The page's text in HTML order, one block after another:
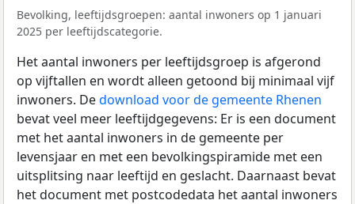
Bevolking, leeftijdsgroepen: aantal inwoners op 1 januari
2025 per leeftijdscategorie.
Het aantal inwoners per leeftijdsgroep is afgerond
op vijftallen en wordt alleen getoond bij minimaal vijf
inwoners. Dedownload voor de gemeente Rhenen
bevat veel meer leeftijdgegevens: Er is een document
met het aantal inwoners in de gemeente per
levensjaar en met een bevolkingspiramide met een
uitsplitsing naar leeftijd en geslacht. Daarnaast bevat
het document met postcodedata het aantal inwoners